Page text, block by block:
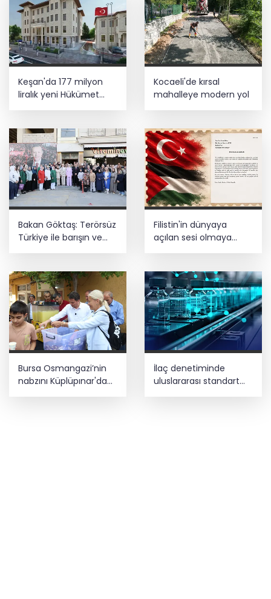
Keşan'da 177 milyon
liralık yeni Hükümet
Kocaeli'de kırsal
mahalleye modern yol
Bakan Göktaş: Terörsüz
Türkiye ile barışın ve
istikrarın güçlendiği
Filistin'in dünyaya
açılan sesi olmaya
devam edeceğiz
Bursa Osmangazi’nin
nabzını Küplüpınar'da
İlaç denetiminde
uluslararası standart